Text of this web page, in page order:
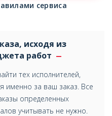
сервиса
исходя из
работ
тех исполнителей,
именно за ваш заказ. Все
определенных
учитывать не нужно.